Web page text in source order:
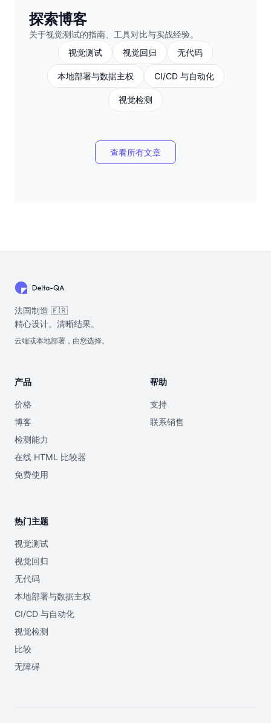
探索博客
关于视觉测试的指南、工具对比与实战经验。
视觉测试
视觉回归 无代码
本地部署与数据主权 CI/CD 与自动化
视觉检测
查看所有文章
法国制造 🇫🇷
精心设计。清晰结果。
云端或本地部署，由您选择。
产品
价格
博客
检测能力
在线 HTML 比较器
免费使用
帮助
支持
联系销售
热门主题
视觉测试
视觉回归
无代码
本地部署与数据主权
CI/CD 与自动化
视觉检测
比较
无障碍